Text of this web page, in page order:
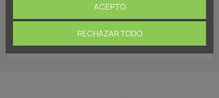
¡Estate atento! Próximamente se añadirán más
RECHAZAR TODO
ACEPTO